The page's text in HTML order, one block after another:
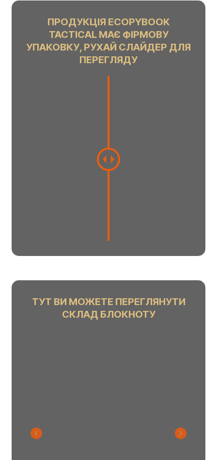
ПРОДУКЦІЯ ECOPYBOOK
TACTICAL МАЄ ФІРМОВУ
УПАКОВКУ, РУХАЙ СЛАЙДЕР ДЛЯ
ПЕРЕГЛЯДУ
g
e
n
t
ТУТ ВИ МОЖЕТЕ ПЕРЕГЛЯНУТИ
СКЛАД БЛОКНОТУ